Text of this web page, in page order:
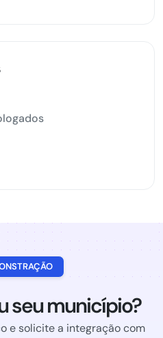
seu município?
e solicite a integração com